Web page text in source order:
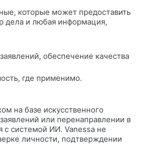
которые может предоставить
дела и любая информация,
обеспечение качества
где применимо.
на базе искусственного
или перенаправлении в
с системой ИИ. Vanessa не
личности, подтверждении